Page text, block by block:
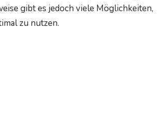
gibt es jedoch viele Möglichkeiten,
zu nutzen.